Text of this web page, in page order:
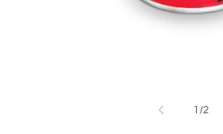
1 /von
2